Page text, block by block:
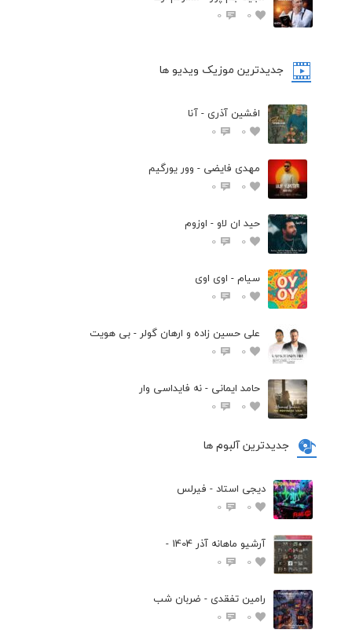
0
0
جدیدترین موزیک ویدیو ها
افشین آذری - آنا
0
0
مهدی فایضی - وور یورگیم
0
0
حید ان لاو - اوزوم
0
0
سیام - اوی اوی
0
0
علی حسین زاده و ارهان گولر - بی هویت
0
0
حامد ایمانی - نه فایداسی وار
0
0
جدیدترین آلبوم ها
دیجی استاد - فیرلس
0
0
آرشیو ماهانه آذر 1404 -
0
0
رامین تفقدی - ضربان شب
0
0